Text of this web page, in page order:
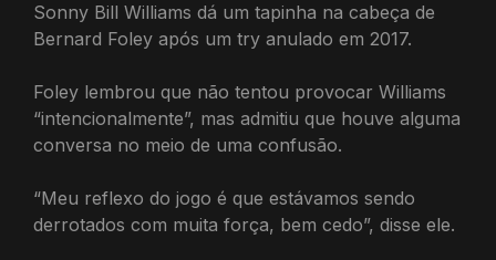
Sonny Bill Williams dá um tapinha na cabeça de
Bernard Foley após um try anulado em 2017.
Foley lembrou que não tentou provocar Williams
“intencionalmente”, mas admitiu que houve alguma
conversa no meio de uma confusão.
“Meu reflexo do jogo é que estávamos sendo
derrotados com muita força, bem cedo”, disse ele.